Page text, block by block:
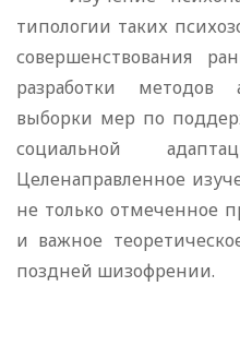
типологии таких
совершенствования
разработки
выборки мер по
социальной
Целенаправленное
не только отмеченное
и важное
поздней шизофрении.